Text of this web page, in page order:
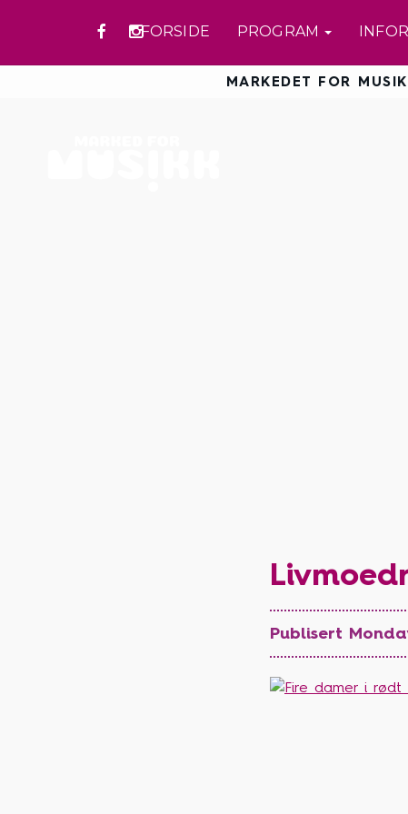
FORSIDE PROGRAM
MARKEDET FOR
Publisert